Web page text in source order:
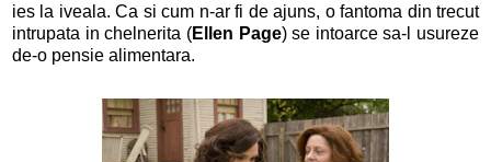
ies la iveala. Ca si cum n-ar fi de ajuns, o fantoma din trecut
intrupata in chelnerita (Ellen Page) se intoarce sa-l usureze
de-o pensie alimentara.